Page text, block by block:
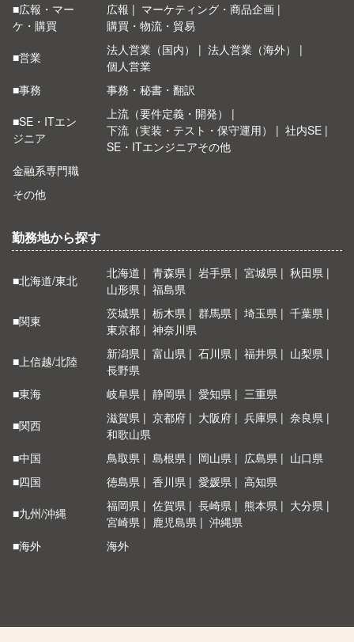
■広報・マー
ケ・購買
広報
マーケティング・商品企画
購買・物流・貿易
■営業
法人営業（国内）
法人営業（海外）
個人営業
■事務
事務・秘書・翻訳
■SE・ITエン
ジニア
上流（要件定義・開発）
下流（実装・テスト・保守運用）
社内SE
SE・ITエンジニアその他
金融系専門職
その他
勤務地から探す
■北海道/東北 北海道 青森県 岩手県 宮城県
秋田県
山形県
福島県
■関東
茨城県 栃木県 群馬県 埼玉県
千葉県
東京都
神奈川県
■上信越/北陸
新潟県 富山県 石川県 福井県
山梨県
長野県
■東海
岐阜県 静岡県 愛知県
三重県
■関西
滋賀県 京都府 大阪府 兵庫県
奈良県
和歌山県
■中国
鳥取県 島根県 岡山県 広島県
山口県
■四国
徳島県 香川県 愛媛県
高知県
■九州/沖縄
福岡県 佐賀県 長崎県 熊本県
大分県
宮崎県
鹿児島県
沖縄県
■海外
海外